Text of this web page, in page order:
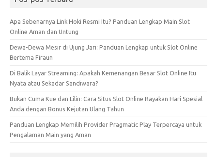
Apa Sebenarnya Link Hoki Resmi Itu? Panduan Lengkap Main Slot
Online Aman dan Untung
Dewa-Dewa Mesir di Ujung Jari: Panduan Lengkap untuk Slot Online
Bertema Firaun
Di Balik Layar Streaming: Apakah Kemenangan Besar Slot Online Itu
Nyata atau Sekadar Sandiwara?
Bukan Cuma Kue dan Lilin: Cara Situs Slot Online Rayakan Hari Spesial
Anda dengan Bonus Kejutan Ulang Tahun
Panduan Lengkap Memilih Provider Pragmatic Play Terpercaya untuk
Pengalaman Main yang Aman